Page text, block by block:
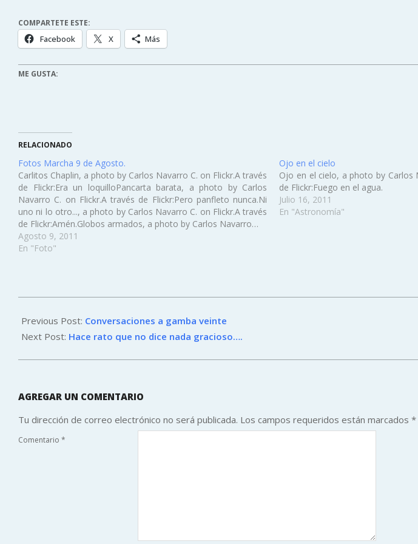
COMPARTETE ESTE:
Facebook X Más
ME GUSTA:
RELACIONADO
Fotos Marcha 9 de Agosto.
Carlitos Chaplin, a photo by Carlos Navarro C. on Flickr.A través
de Flickr:Era un loquilloPancarta barata, a photo by Carlos
Navarro C. on Flickr.A través de Flickr:Pero panfleto nunca.Ni
uno ni lo otro..., a photo by Carlos Navarro C. on Flickr.A través
de Flickr:Amén.Globos armados, a photo by Carlos Navarro…
Agosto 9, 2011
En "Foto"
Ojo en el cielo
Ojo en el cielo, a photo by Carlos
de Flickr:Fuego en el agua.
Julio 16, 2011
En "Astronomía"
05-
31
Previous Post: Conversaciones a gamba veinte
Next Post: Hace rato que no dice nada gracioso….
AGREGAR UN COMENTARIO
Tu dirección de correo electrónico no será publicada. Los campos requeridos están marcados *
Comentario *